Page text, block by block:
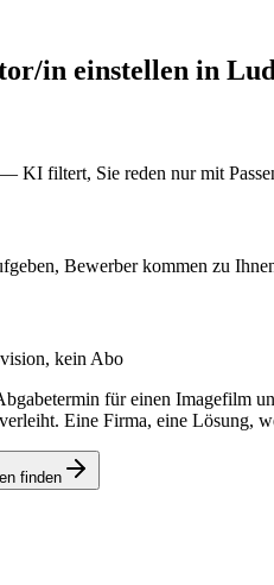
in einstellen in
— KI filtert, Sie reden nur mit
Bewerber kommen zu
kein Abo
für einen Imagefilm
Eine Firma, eine Lösung,
finden